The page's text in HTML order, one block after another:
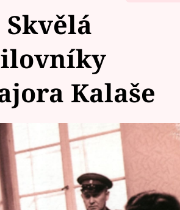
Kalaše